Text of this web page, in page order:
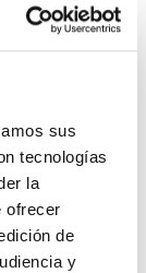
sus
tecnologías
la
ofrecer
de
y
como